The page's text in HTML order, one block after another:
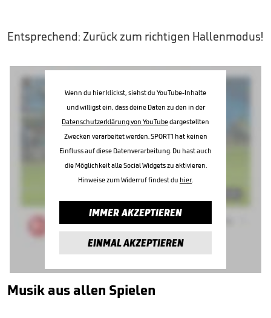
Entsprechend: Zurück zum richtigen Hallenmodus!
Wenn du hier klickst, siehst du YouTube-Inhalte
und willigst ein, dass deine Daten zu den in der
Datenschutzerklärung von YouTubedargestellten
Zwecken verarbeitet werden. SPORT1 hat keinen
Einfluss auf diese Datenverarbeitung. Du hast auch
die Möglichkeit alle Social Widgets zu aktivieren.
Hinweise zum Widerruf findest du hier.
IMMER AKZEPTIEREN
EINMAL AKZEPTIEREN
Musik aus allen Spielen